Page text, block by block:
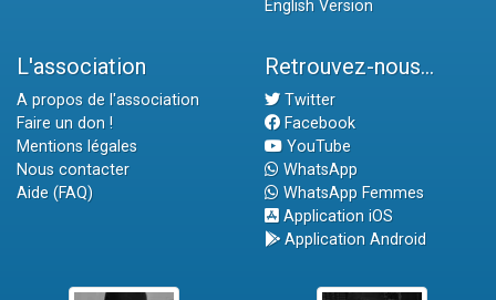
English Version
L'association
A propos de l'association
Faire un don !
Mentions légales
Nous contacter
Aide (FAQ)
Retrouvez-nous...
Twitter
Facebook
YouTube
WhatsApp
WhatsApp Femmes
Application iOS
Application Android